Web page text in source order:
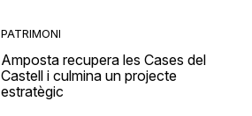
PATRIMONI
Amposta recupera les Cases del
Castell i culmina un projecte
estratègic